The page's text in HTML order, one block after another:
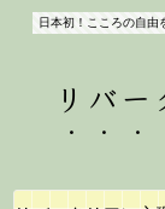
日本初！こころの自
リバ